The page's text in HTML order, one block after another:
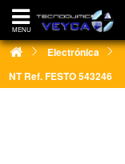
Electrónica
NT Ref. FESTO 543246
MENU